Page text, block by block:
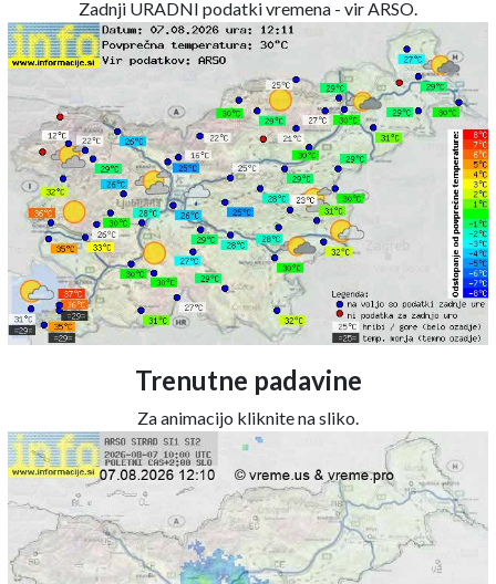
Zadnji URADNI podatki vremena - vir ARSO.
Trenutne padavine
Za animacijo kliknite na sliko.